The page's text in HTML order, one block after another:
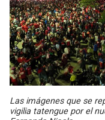
Las imágenes que se
vigilia tatengue por el